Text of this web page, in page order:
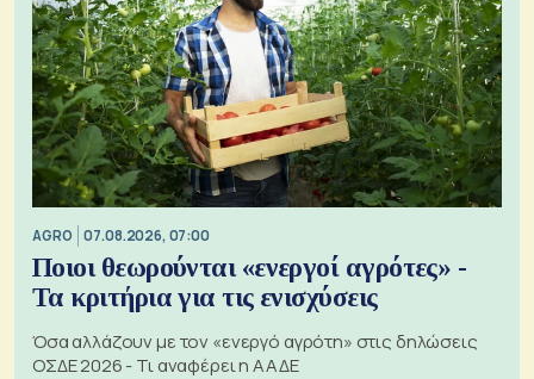
AGRO 07.08.2026, 07:00
Ποιοι θεωρούνται «ενεργοί αγρότες» -
Τα κριτήρια για τις ενισχύσεις
Όσα αλλάζουν με τον «ενεργό αγρότη» στις δηλώσεις
ΟΣΔΕ 2026 - Τι αναφέρει η ΑΑΔΕ